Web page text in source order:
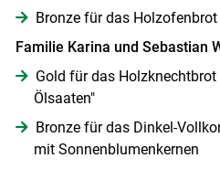
Bronze für das Holzofenbrot
Familie Karina und Sebastian
Gold für das
Ölsaaten"
Bronze für das Dinkel-
mit Sonnenblumenkernen